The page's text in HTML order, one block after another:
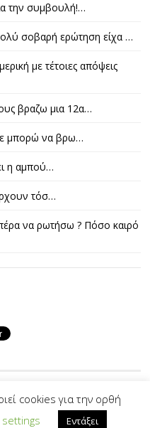
την συμβουλή!…
σοβαρή ερώτηση είχα …
με τέτοιες απόψεις
βραζω μια 12α…
μπορώ να βρω…
η αμπού…
τόσ…
να ρωτήσω ? Πόσο καιρό
Designed by
By -|PVS|-
cookies για την ορθή
settings Εντάξει